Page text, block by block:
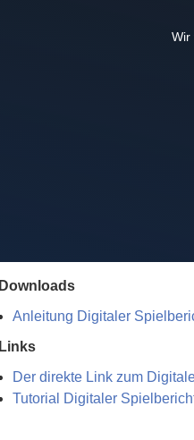
Wir
Downloads
Anleitung Digitaler
Links
Der direkte Link zum
Tutorial Digitaler